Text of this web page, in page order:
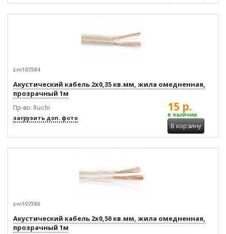
zm107384
Акустический кабель 2x0,35 кв.мм, жила омедненная,
прозрачный 1м
Пр-во: Ruichi
загрузить доп. фото
15 р.
в наличии
В корзину
zm107386
Акустический кабель 2x0,50 кв.мм, жила омедненная,
прозрачный 1м